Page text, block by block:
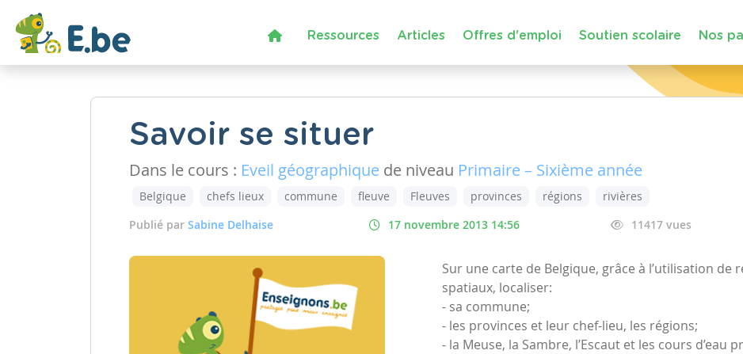
Ressources Articles Offres d'emploi Soutien scolaire Nos
Savoir se situer
Dans le cours : Eveil géographique de niveau Primaire – Sixième année
Belgique chefs lieux commune fleuve Fleuves provinces régions
rivières
Publié par Sabine Delhaise 17 novembre 2013 14:56 11417 vues
Sur une carte de Belgique, grâce à l’utilisation de
spatiaux, localiser:
- sa commune;
- les provinces et leur chef-lieu, les régions;
- la Meuse, la Sambre, l’Escaut et les cours d’eau